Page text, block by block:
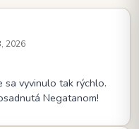
2026
sa vyvinulo tak rýchlo.
Negatanom!